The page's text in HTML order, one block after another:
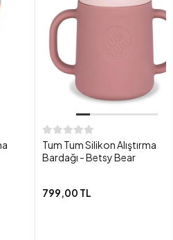
Tum Tum Silikon Alıştırma
Bardağı - Betsy Bear
799,00 TL